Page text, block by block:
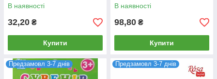
В наявності
32,20 ₴
Купити
В наявності
98,80 ₴
Купити
Предзамовл 3-7 днів Предзамовл 3-7 днів